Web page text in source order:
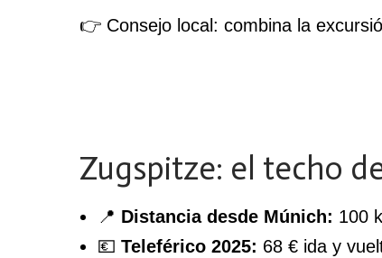
👉 Consejo local: combina la
Zugspitze: el techo
📍 Distancia desde Múnich: 100
💶 Teleférico 2025: 68 € ida y